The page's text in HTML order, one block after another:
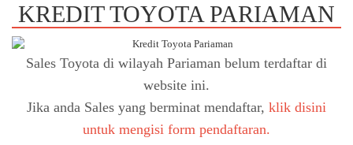
KREDIT TOYOTA PARIAMAN
Sales Toyota di wilayah Pariaman belum terdaftar di
website ini.
Jika anda Sales yang berminat mendaftar, klik disini
untuk mengisi form pendaftaran.